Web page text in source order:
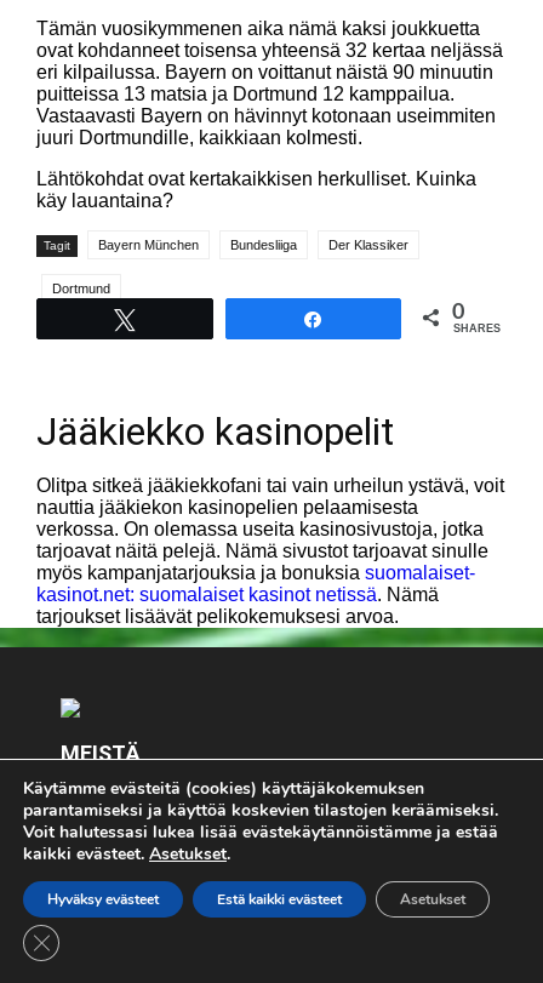
Tämän vuosikymmenen aika nämä kaksi joukkuetta
ovat kohdanneet toisensa yhteensä 32 kertaa neljässä
eri kilpailussa. Bayern on voittanut näistä 90 minuutin
puitteissa 13 matsia ja Dortmund 12 kamppailua.
Vastaavasti Bayern on hävinnyt kotonaan useimmiten
juuri Dortmundille, kaikkiaan kolmesti.
Lähtökohdat ovat kertakaikkisen herkulliset. Kuinka
käy lauantaina?
Tagit Bayern München Bundesliiga Der Klassiker
Dortmund
0
SHARES
Jääkiekko kasinopelit
Olitpa sitkeä jääkiekkofani tai vain urheilun ystävä, voit
nauttia jääkiekon kasinopelien pelaamisesta
verkossa. On olemassa useita kasinosivustoja, jotka
tarjoavat näitä pelejä. Nämä sivustot tarjoavat sinulle
myös kampanjatarjouksia ja bonuksia suomalaiset-
kasinot.net: suomalaiset kasinot netissä. Nämä
tarjoukset lisäävät pelikokemuksesi arvoa.
MEISTÄ
Keskity olennaiseen - Pelimies.com. Kaikki pelaaminen
on K18 - jos pelaat, pelaa vastuullisesti. Jos koet, että
pelaaminen on sinulle tai läheisellesi ongelma, lopeta
pelaaminen välittömästi ja ota yhteyttä
Ota meihin yhteyttä:toimitus@pelimies.com
© Pelimies.com 2026
Käytämme evästeitä (cookies) käyttäjäkokemuksen
parantamiseksi ja käyttöä koskevien tilastojen keräämiseksi.
Voit halutessasi lukea lisää evästekäytännöistämme ja estää
kaikki evästeet. Asetukset.
Hyväksy evästeet Estä kaikki evästeet Asetukset
Close GDPR Cookie Banner